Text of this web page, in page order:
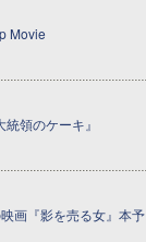
Movie
領のケーキ』
画『影を売る女』本予